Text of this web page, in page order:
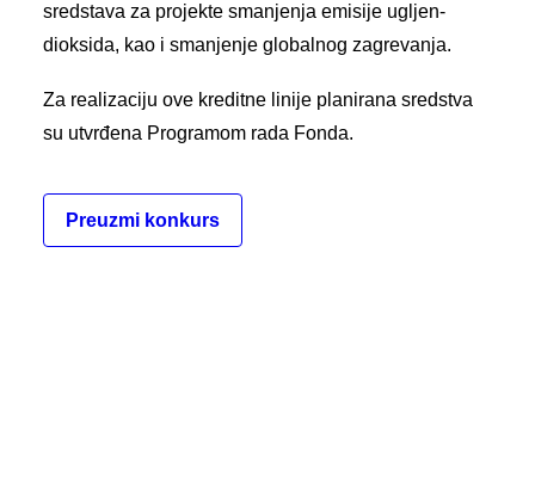
sredstava za projekte smanjenja emisije ugljen-
dioksida, kao i smanjenje globalnog zagrevanja.
Za realizaciju ove kreditne linije planirana sredstva
su utvrđena Programom rada Fonda.
Preuzmi konkurs